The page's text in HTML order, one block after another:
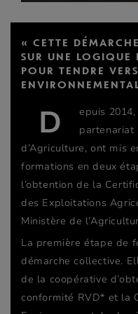
« CETTE
SUR UNE LOGIQUE
POUR TENDRE
D epuis 2014,
partenariat
d’Agriculture, ont mis
formations en deux
l’obtention de la
des Exploitations
Ministère de
La première étape de
démarche collective.
de la coopérative
conformité RVD* et la